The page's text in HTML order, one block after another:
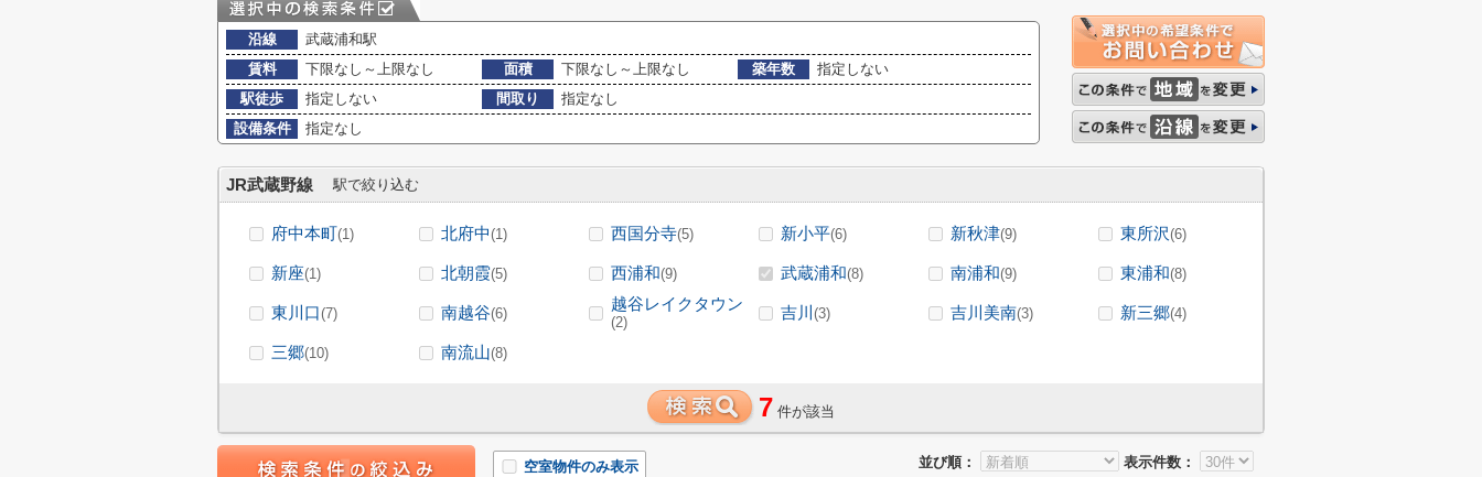
沿線
武蔵浦和駅
賃料
下限なし～上限なし 面積 下限なし～上限なし 築年数
指定しない
駅徒歩
指定しない 間取り
指定なし
設備条件
指定なし
JR武蔵野線 駅で絞り込む
府中本町(1) 北府中(1) 西国分寺(5) 新小平(6) 新秋津(9) 東所沢(6)
新座(1) 北朝霞(5) 西浦和(9) 武蔵浦和(8) 南浦和(9) 東浦和(8)
東川口(7) 南越谷(6)
越谷レイクタウン
(2)
吉川 (3) 吉川美南(3) 新三郷(4)
三郷(10) 南流山(8)
7 件が該当
並び順： 表示件数：
空室物件のみ表示